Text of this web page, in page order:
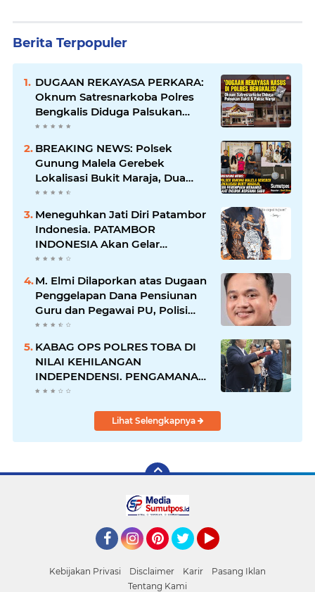
Berita Terpopuler
DUGAAN REKAYASA PERKARA:
Oknum Satresnarkoba Polres
Bengkalis Diduga Palsukan
Barang Bukti Hingga Paksa
BREAKING NEWS: Polsek
Gunung Malela Gerebek
Lokalisasi Bukit Maraja, Dua
Perempuan Menangis Saat
Diciduk Bersama Sabu
Meneguhkan Jati Diri Patambor
Indonesia. PATAMBOR
INDONESIA Akan Gelar
RAKERNAS II Di Jakarta.
M. Elmi Dilaporkan atas Dugaan
Penggelapan Dana Pensiunan
Guru dan Pegawai PU, Polisi
Pastikan Proses Hukum
KABAG OPS POLRES TOBA DI
NILAI KEHILANGAN
INDEPENDENSI. PENGAMANAN
PENEMBOKAN TANAH DI
Lihat Selengkapnya
Kebijakan Privasi Disclaimer Karir
Pasang Iklan
Tentang Kami